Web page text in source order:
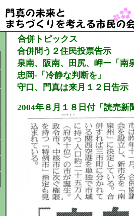
合併トピックス
合併問う２住民投票告示
泉南、阪南、田尻、岬ー「南
忠岡-「冷静な判断を」
守口、門真は来月１２日告示
2004年８月１８日付「読売